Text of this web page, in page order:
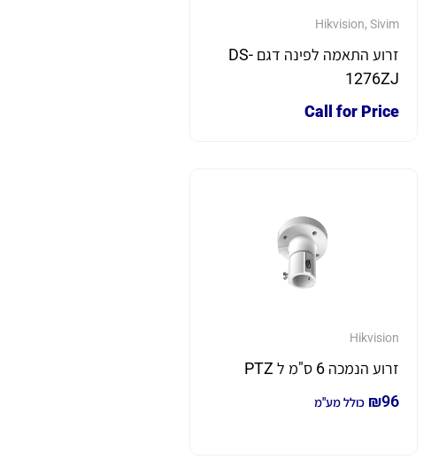
Hikvision, Sivim
זרוע התאמה לפינה דגם DS-
1276ZJ
Call for Price
Hikvision
זרוע הנמכה 6 ס"מ ל PTZ
₪96 כולל מע"מ